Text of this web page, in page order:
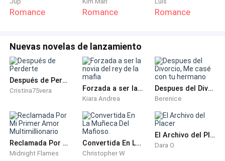
cohibió ante su mirada reprobatoria. Su corazón latía
suplicante. Miró a su alrededor, ya no quedaba casi
nadie en el hermoso cementerio y los hombres que
trabajaban allí habían empezado su labor de terminar
con la sepultura de don Miguel, lo que no le daba
chance a excusarse que quería estar un rato más con
su antiguo jefe.
—No lo sé, ustedes tal vez quieran estar solos y yo… —
intentó decir.
Romance Romance Romance
Nuevas novelas de lanzamiento
Después de Perderte
Cristina75vera Forzada a ser la novia del rey de la mafia
Kiara Andrea
Despues del Divorcio, Me casé con tu hermano
Berenice
Reclamada Por Mi Primer Amor Multimillionario
Midnight Flames
Convertida En La Muñeca Del Mafioso.
Christopher W
El Archivo del Placer
Dara O.